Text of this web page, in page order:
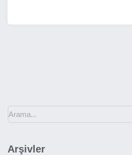
Arşivler